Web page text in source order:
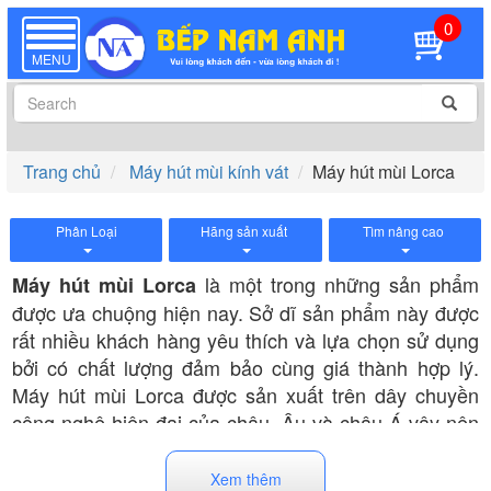
TOGGLE
NAVIGATION
MENU
0
Trang chủ Máy hút mùi kính vát Máy hút mùi Lorca
Phân Loại Hãng sản xuất Tìm nâng cao
Máy hút mùi Lorca là một trong những sản phẩm
được ưa chuộng hiện nay. Sở dĩ sản phẩm này được
rất nhiều khách hàng yêu thích và lựa chọn sử dụng
bởi có chất lượng đảm bảo cùng giá thành hợp lý.
Máy hút mùi Lorca được sản xuất trên dây chuyền
công nghệ hiện đại của châu Âu và châu Á vậy nên
sở hữu kiểu dáng thiết kế, chất lượng tuyệt vời.
Xem thêm